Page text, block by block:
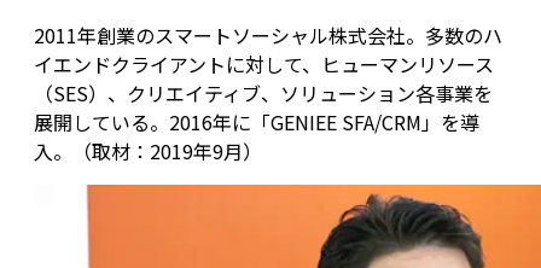
2011年創業のスマートソーシャル株式会社。多数のハ
イエンドクライアントに対して、ヒューマンリソース
（SES）、クリエイティブ、ソリューション各事業を
展開している。2016年に「GENIEE SFA/CRM」を導
入。（取材：2019年9月）